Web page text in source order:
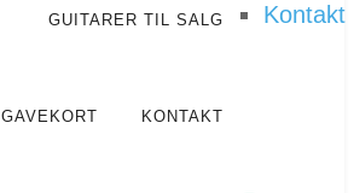
GUITARER TIL SALG
GAVEKORT KONTAKT
Kontakt